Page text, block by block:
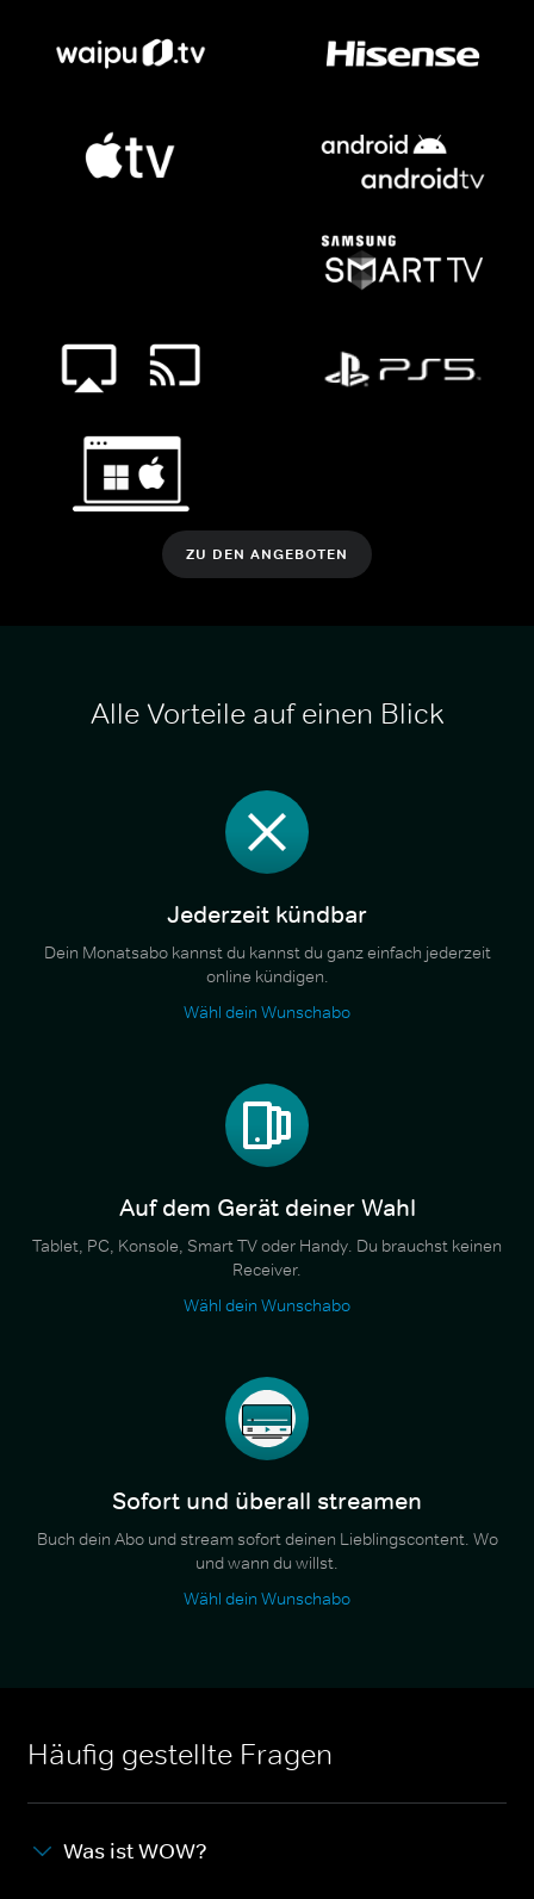
ZU DEN ANGEBOTEN
Alle Vorteile auf einen Blick
Jederzeit kündbar
Dein Monatsabo kannst du kannst du ganz einfach jederzeit
online kündigen.
Wähl dein Wunschabo
Auf dem Gerät deiner Wahl
Tablet, PC, Konsole, Smart TV oder Handy. Du brauchst keinen
Receiver.
Wähl dein Wunschabo
Sofort und überall streamen
Buch dein Abo und stream sofort deinen Lieblingscontent. Wo
und wann du willst.
Wähl dein Wunschabo
Häufig gestellte Fragen
Was ist WOW?